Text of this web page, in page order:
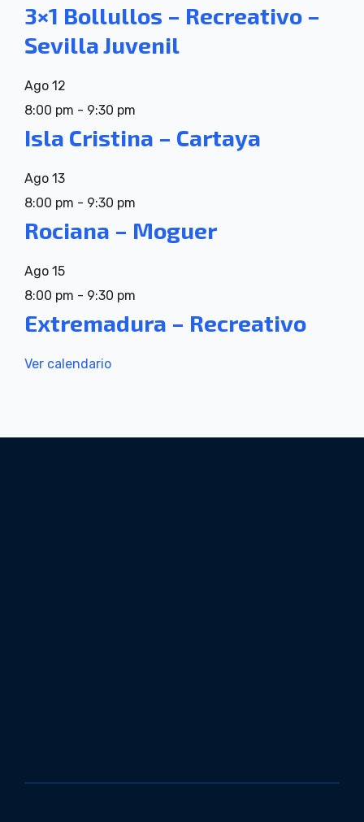
3×1 Bollullos – Recreativo –
Sevilla Juvenil
Ago 12
8:00 pm - 9:30 pm
Isla Cristina – Cartaya
Ago 13
8:00 pm - 9:30 pm
Rociana – Moguer
Ago 15
8:00 pm - 9:30 pm
Extremadura – Recreativo
Ver calendario